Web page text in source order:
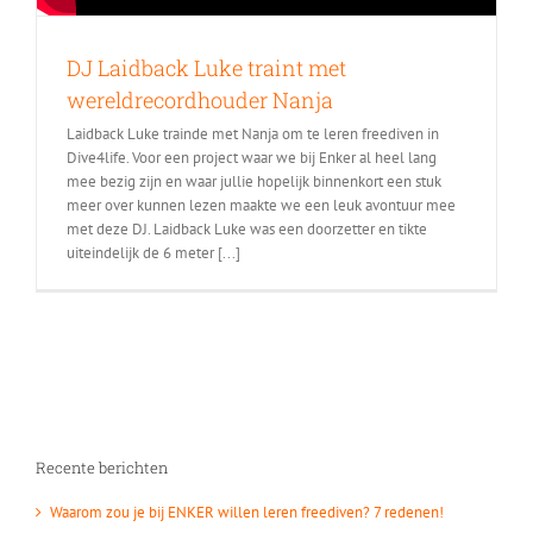
DJ Laidback Luke traint met
wereldrecordhouder Nanja
Laidback Luke trainde met Nanja om te leren freediven in
Dive4life. Voor een project waar we bij Enker al heel lang
mee bezig zijn en waar jullie hopelijk binnenkort een stuk
meer over kunnen lezen maakte we een leuk avontuur mee
met deze DJ. Laidback Luke was een doorzetter en tikte
uiteindelijk de 6 meter [...]
Recente berichten
Waarom zou je bij ENKER willen leren freediven? 7 redenen!